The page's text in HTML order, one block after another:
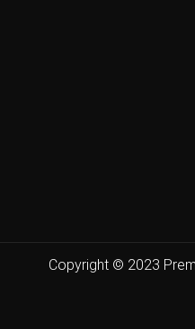
Copyright © 2023